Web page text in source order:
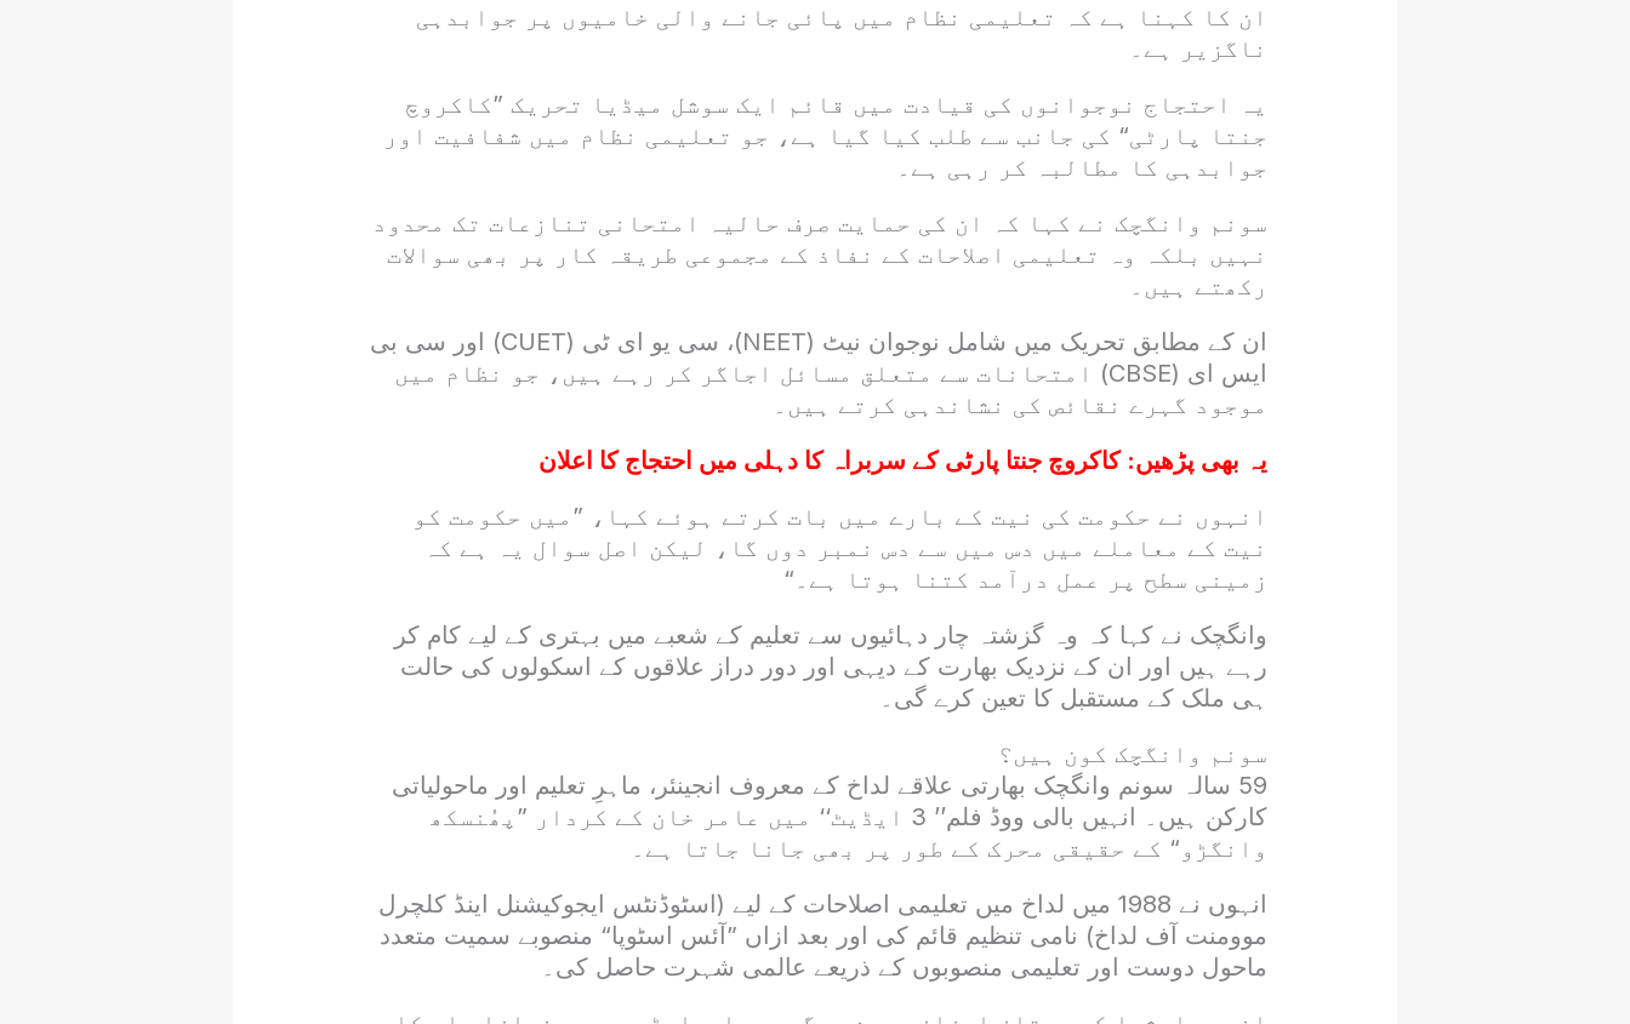
ان کا کہنا ہے کہ تعلیمی نظام میں پائی جانے والی خامیوں پر جوابدہی
ناگزیر ہے۔
یہ احتجاج نوجوانوں کی قیادت میں قائم ایک سوشل میڈیا تحریک ”کاکروچ
جنتا پارٹی“ کی جانب سے طلب کیا گیا ہے، جو تعلیمی نظام میں شفافیت اور
جوابدہی کا مطالبہ کر رہی ہے۔
سونم وانگچک نے کہا کہ ان کی حمایت صرف حالیہ امتحانی تنازعات تک محدود
نہیں بلکہ وہ تعلیمی اصلاحات کے نفاذ کے مجموعی طریقہ کار پر بھی سوالات
رکھتے ہیں۔
ان کے مطابق تحریک میں شامل نوجوان نیٹ (NEET)، سی یو ای ٹی (CUET) اور سی بی
ایس ای (CBSE) امتحانات سے متعلق مسائل اجاگر کر رہے ہیں، جو نظام میں
موجود گہرے نقائص کی نشاندہی کرتے ہیں۔
یہ بھی پڑھیں:کاکروچ جنتا پارٹی کے سربراہ کا دہلی میں احتجاج کا اعلان
انہوں نے حکومت کی نیت کے بارے میں بات کرتے ہوئے کہا، ”میں حکومت کو
نیت کے معاملے میں دس میں سے دس نمبر دوں گا، لیکن اصل سوال یہ ہے کہ
زمینی سطح پر عمل درآمد کتنا ہوتا ہے۔“
وانگچک نے کہا کہ وہ گزشتہ چار دہائیوں سے تعلیم کے شعبے میں بہتری کے لیے کام کر
رہے ہیں اور ان کے نزدیک بھارت کے دیہی اور دور دراز علاقوں کے اسکولوں کی حالت
ہی ملک کے مستقبل کا تعین کرے گی۔
سونم وانگچک کون ہیں؟
59 سالہ سونم وانگچک بھارتی علاقے لداخ کے معروف انجینئر، ماہرِ تعلیم اور ماحولیاتی
کارکن ہیں۔ انہیں بالی ووڈ فلم’’ 3 ایڈیٹ‘‘ میں عامر خان کے کردار ”پھُنسکھ
وانگڑو“ کے حقیقی محرک کے طور پر بھی جانا جاتا ہے۔
انہوں نے 1988 میں لداخ میں تعلیمی اصلاحات کے لیے (اسٹوڈنٹس ایجوکیشنل اینڈ کلچرل
موومنت آف لداخ) نامی تنظیم قائم کی اور بعد ازاں ”آئس اسٹوپا“ منصوبے سمیت متعدد
ماحول دوست اور تعلیمی منصوبوں کے ذریعے عالمی شہرت حاصل کی۔